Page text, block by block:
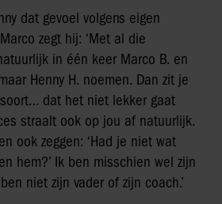
dat gevoel volgens eigen
zegt hij: ‘Met al die
in één keer Marco B. en
Henny H. noemen. Dan zit je
dat het niet lekker gaat
straalt ook op jou af natuurlijk.
ook zeggen: ‘Had je niet wat
hem?’ Ik ben misschien wel zijn
niet zijn vader of zijn coach.’